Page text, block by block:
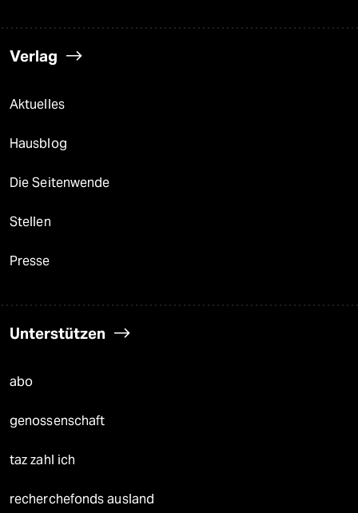
Verlag
Aktuelles
Hausblog
Die Seitenwende
Stellen
Presse
Unterstützen
abo
genossenschaft
taz zahl ich
recherchefonds ausland